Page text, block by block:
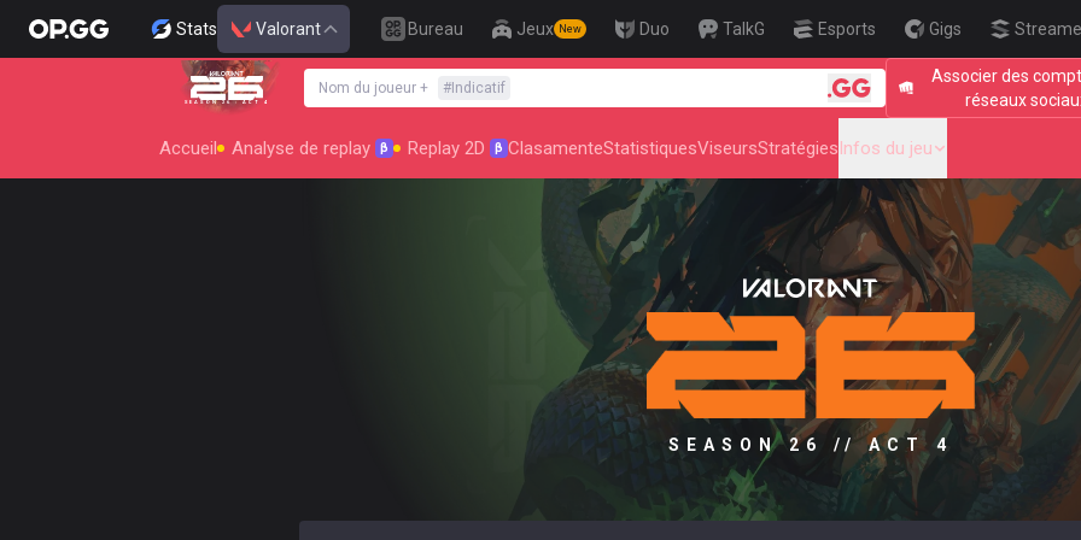
Stats Valorant Bureau Jeux New Duo TalkG Esports Gigs
SEASON 26 : ACT 4
Nom du joueur + # Indicatif
Associer des
réseaux
🎯 Level
Accueil Analyse de replay β Replay 2D β ClasamenteStatistiquesViseursStratégiesInfos du jeu
SEASON 26 // ACT 4